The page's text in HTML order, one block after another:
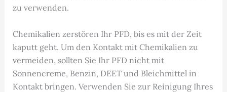
zu verwenden.
Chemikalien zerstören Ihr PFD, bis es mit der Zeit
kaputt geht. Um den Kontakt mit Chemikalien zu
vermeiden, sollten Sie Ihr PFD nicht mit
Sonnencreme, Benzin, DEET und Bleichmittel in
Kontakt bringen. Verwenden Sie zur Reinigung Ihres